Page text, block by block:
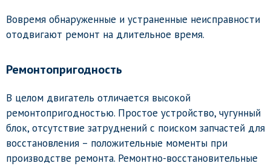
Вовремя обнаруженные и устраненные неисправности
отодвигают ремонт на длительное время.
Ремонтопригодность
В целом двигатель отличается высокой
ремонтопригодностью. Простое устройство, чугунный
блок, отсутствие затруднений с поиском запчастей для
восстановления – положительные моменты при
производстве ремонта. Ремонтно-восстановительные